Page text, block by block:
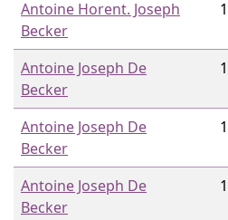
Antoine Horent. Joseph
Becker
Antoine Joseph De
Becker
Antoine Joseph De
Becker
Antoine Joseph De
Becker